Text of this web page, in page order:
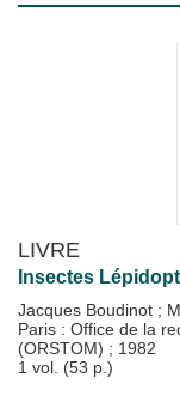
LIVRE
Insectes
Jacques Boudinot ;
Paris : Office de la
(ORSTOM) ; 1982
1 vol. (53 p.)